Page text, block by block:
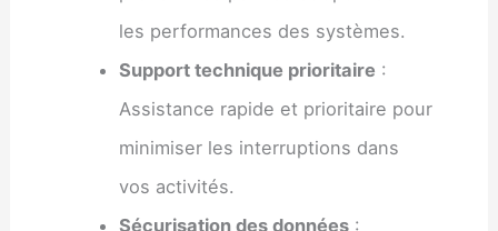
les performances des systèmes.
Support technique prioritaire :
Assistance rapide et prioritaire pour
minimiser les interruptions dans
vos activités.
Sécurisation des données :